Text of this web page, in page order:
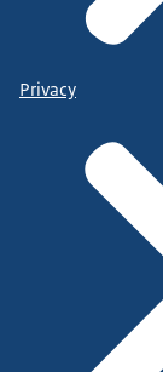
Privacy